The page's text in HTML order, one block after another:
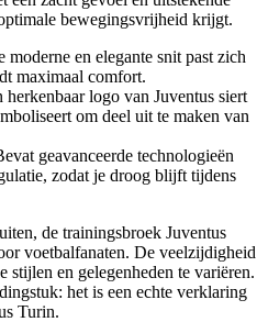
bewegingsvrijheid krijgt.
moderne en elegante snit past zich
maximaal comfort.
herkenbaar logo van Juventus siert
om deel uit te maken van
geavanceerde technologieën
zodat je droog blijft tijdens
de trainingsbroek Juventus
voetbalfanaten. De veelzijdigheid
stijlen en gelegenheden te variëren.
het is een echte verklaring
Turin.